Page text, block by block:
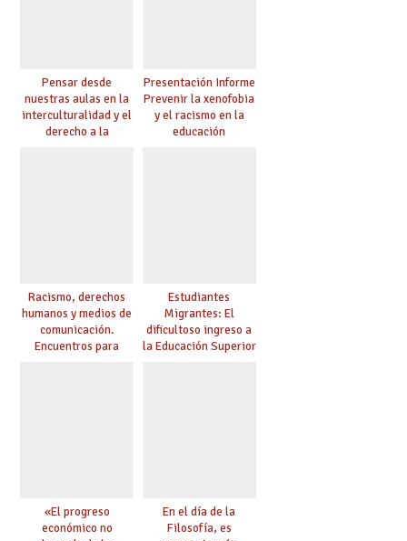
Pensar desde
nuestras aulas en la
interculturalidad y el
derecho a la
Presentación Informe
Prevenir la xenofobia
y el racismo en la
educación
Racismo, derechos
humanos y medios de
comunicación.
Encuentros para
Estudiantes
Migrantes: El
dificultoso ingreso a
la Educación Superior
«El progreso
económico no
En el día de la
Filosofía, es